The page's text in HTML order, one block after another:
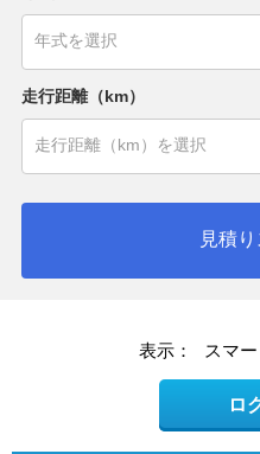
走行距離（km）
見積
表示： スマ
ロ